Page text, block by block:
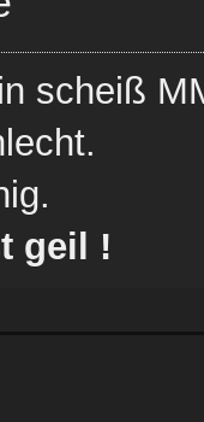
scheiß
geil !